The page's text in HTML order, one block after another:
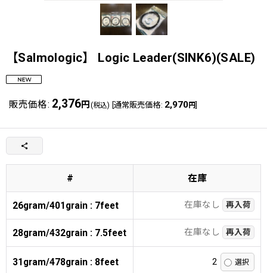
【Salmologic】 Logic Leader(SINK6)(SALE)
販売価格: 2,376円 (税込) 通常販売価格: 2,970円
# 在庫
26gram/401grain : 7feet 在庫なし 再入荷
28gram/432grain : 7.5feet 在庫なし 再入荷
31gram/478grain : 8feet 2